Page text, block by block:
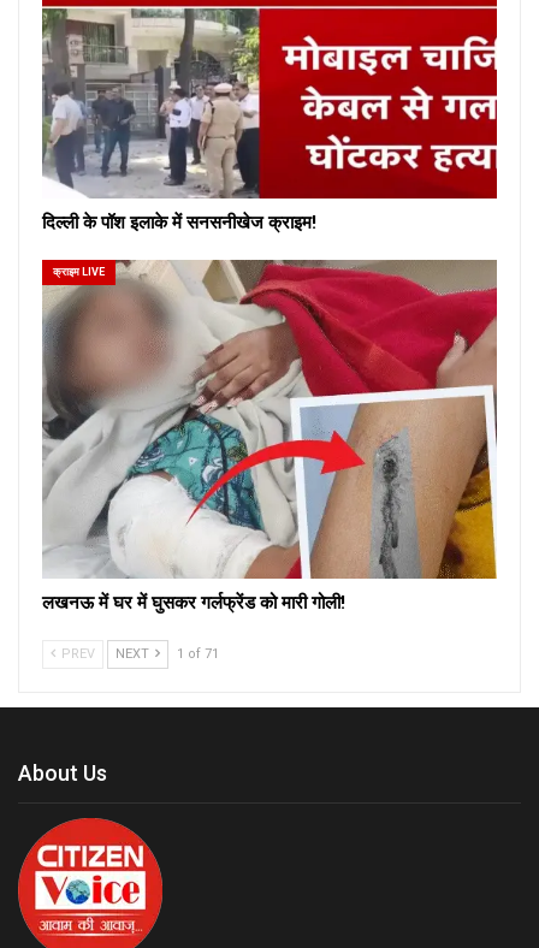
दिल्ली के पॉश इलाके में सनसनीखेज क्राइम!
क्राइम LIVE
लखनऊ में घर में घुसकर गर्लफ्रेंड को मारी गोली!
PREV NEXT 1 of 71
About Us